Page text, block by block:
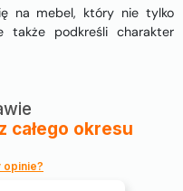
na mebel, który nie tylko
także podkreśli charakter
z całego okresu
opinie?